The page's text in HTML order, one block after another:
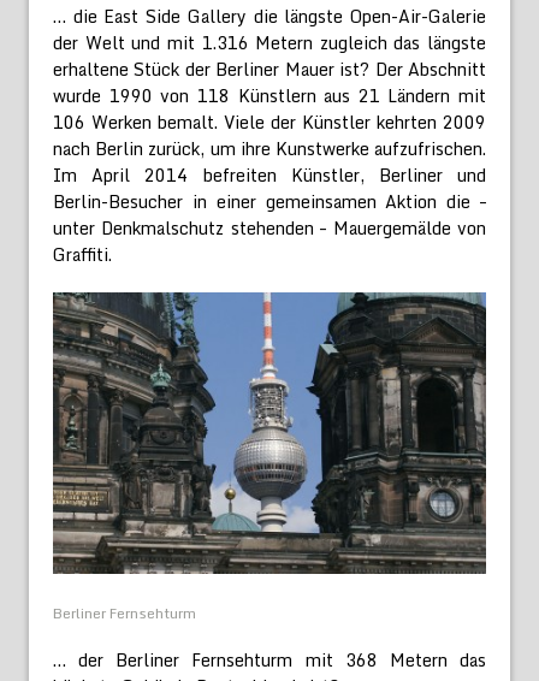
… die East Side Gallery die längste Open-Air-Galerie
der Welt und mit 1.316 Metern zugleich das längste
erhaltene Stück der Berliner Mauer ist? Der Abschnitt
wurde 1990 von 118 Künstlern aus 21 Ländern mit
106 Werken bemalt. Viele der Künstler kehrten 2009
nach Berlin zurück, um ihre Kunstwerke aufzufrischen.
Im April 2014 befreiten Künstler, Berliner und
Berlin-Besucher in einer gemeinsamen Aktion die –
unter Denkmalschutz stehenden – Mauergemälde von
Graffiti.
Berliner Fernsehturm
… der Berliner Fernsehturm mit 368 Metern das